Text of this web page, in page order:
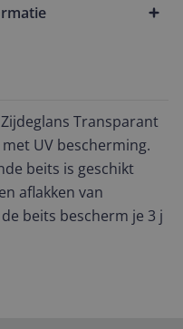
Transparant
UV bescherming.
beits is geschikt
aflakken van
beits bescherm je 3 j